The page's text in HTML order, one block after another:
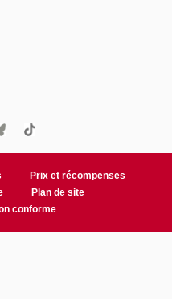
Prix et récompenses
Plan de site
conforme